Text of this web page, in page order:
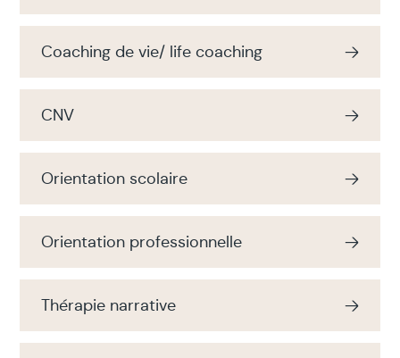
Coaching de vie/ life coaching
CNV
Orientation scolaire
Orientation professionnelle
Thérapie narrative